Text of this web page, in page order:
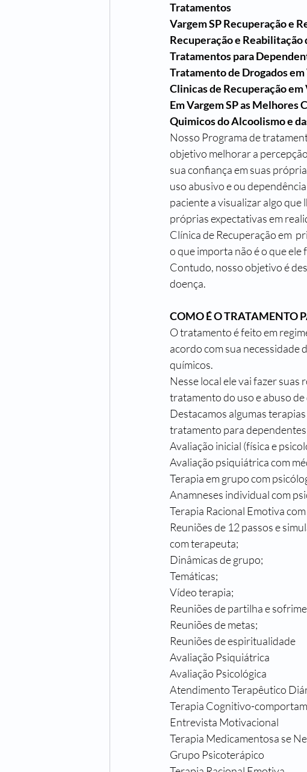
Tratamentos
Vargem SP Recuperação e
Recuperação e Reabilitação
Tratamentos para
Tratamento de Drogados em
Clinicas de Recuperação em
Em Vargem SP as Melhores
Quimicos do Alcoolismo e
Nosso Programa de
objetivo melhorar a
sua confiança em suas
uso abusivo e ou
paciente a visualizar algo
próprias expectativas em
Clínica de Recuperação em
o que importa não é o que ele
Contudo, nosso objetivo é
doença.
COMO É O TRATAMENTO
O tratamento é feito em
acordo com sua necessidade
químicos.
Nesse local ele vai fazer
tratamento do uso e abuso de
Destacamos algumas
tratamento para dependentes
Avaliação inicial (física e
Avaliação psiquiátrica com
Terapia em grupo com
Anamneses individual com
Terapia Racional Emotiva
Reuniões de 12 passos e
com terapeuta;
Dinâmicas de grupo;
Temáticas;
Vídeo terapia;
Reuniões de partilha e
Reuniões de metas;
Reuniões de espiritualidade
Avaliação Psiquiátrica
Avaliação Psicológica
Atendimento Terapêutico
Terapia Cognitivo-
Entrevista Motivacional
Terapia Medicamentosa se
Grupo Psicoterápico